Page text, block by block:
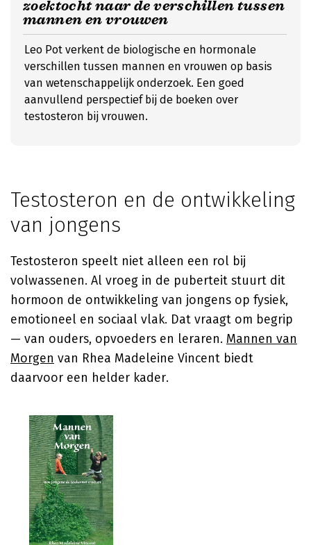
zoektocht naar de verschillen tussen
mannen en vrouwen
Leo Pot verkent de biologische en hormonale
verschillen tussen mannen en vrouwen op basis
van wetenschappelijk onderzoek. Een goed
aanvullend perspectief bij de boeken over
testosteron bij vrouwen.
Testosteron en de ontwikkeling
van jongens
Testosteron speelt niet alleen een rol bij
volwassenen. Al vroeg in de puberteit stuurt dit
hormoon de ontwikkeling van jongens op fysiek,
emotioneel en sociaal vlak. Dat vraagt om begrip
— van ouders, opvoeders en leraren. Mannen van
Morgen van Rhea Madeleine Vincent biedt
daarvoor een helder kader.